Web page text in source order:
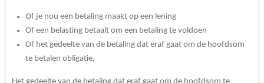
Of je nou een betaling maakt op een lening
Of een belasting betaalt om een betaling te voldoen
Of het gedeelte van de betaling dat eraf gaat om de hoofdsom
te betalen obligatie,